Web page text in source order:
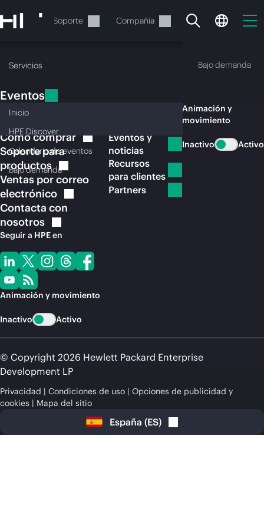
al
contenido
Servicios Soporte Compañía
Servicios
En estos momentos, tu
cesta está vacía
Dirígete a la tienda de HPE para encontrar lo
que buscas, configurarlo y realizar el pedido.
Comprar ahora
Eventos
HPE Discover Bajo demanda
Inicio
HPE Discover
Calendario deeventos
Bajodemanda
EventosEventos de HPE
Cómocomprar
Soporte para
productos
Ventas por correo
electrónico
Contacta con
nosotros
Seguir a HPE en
Animación y movimiento
Inactivo Activo
Eventos y
noticias
Recursos
para clientes
Partners
Animación y
movimiento
Inactivo Activo
© Copyright 2026 Hewlett Packard Enterprise
Development LP
Privacidad Condiciones de uso
Opciones de publicidad y
cookies
Mapa del sitio
España (ES)